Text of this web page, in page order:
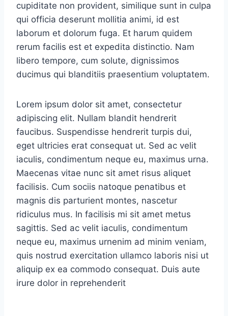
cupiditate non provident, similique sunt in culpa
qui officia deserunt mollitia animi, id est
laborum et dolorum fuga. Et harum quidem
rerum facilis est et expedita distinctio. Nam
libero tempore, cum solute, dignissimos
ducimus qui blanditiis praesentium voluptatem.
Lorem ipsum dolor sit amet, consectetur
adipiscing elit. Nullam blandit hendrerit
faucibus. Suspendisse hendrerit turpis dui,
eget ultricies erat consequat ut. Sed ac velit
iaculis, condimentum neque eu, maximus urna.
Maecenas vitae nunc sit amet risus aliquet
facilisis. Cum sociis natoque penatibus et
magnis dis parturient montes, nascetur
ridiculus mus. In facilisis mi sit amet metus
sagittis. Sed ac velit iaculis, condimentum
neque eu, maximus urnenim ad minim veniam,
quis nostrud exercitation ullamco laboris nisi ut
aliquip ex ea commodo consequat. Duis aute
irure dolor in reprehenderit